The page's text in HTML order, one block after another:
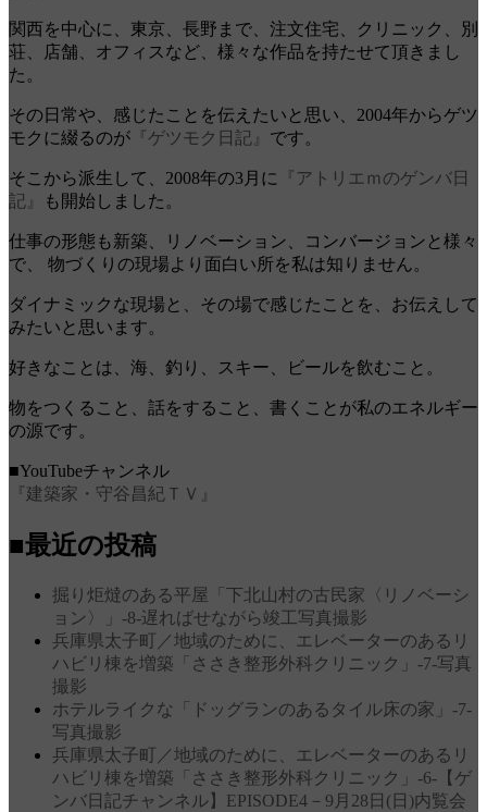
関西を中心に、東京、長野まで、注文住宅、クリニック、別
荘、店舗、オフィスなど、様々な作品を持たせて頂きまし
た。
その日常や、感じたことを伝えたいと思い、2004年からゲツ
モクに綴るのが 『ゲツモク日記』 です。
そこから派生して、2008年の3月に
『アトリエｍのゲンバ日
記』
も開始しました。
仕事の形態も新築、リノベーション、コンバージョンと様々
で、 物づくりの現場より面白い所を私は知りません。
ダイナミックな現場と、その場で感じたことを、お伝えして
みたいと思います。
好きなことは、海、釣り、スキー、ビールを飲むこと。
物をつくること、話をすること、書くことが私のエネルギー
の源です。
■YouTubeチャンネル
『建築家・守谷昌紀ＴＶ』
■最近の投稿
掘り炬燵のある平屋「下北山村の古民家〈リノベーシ
ョン〉」‐8‐遅ればせながら竣工写真撮影
兵庫県太子町／地域のために、エレベーターのあるリ
ハビリ棟を増築「ささき整形外科クリニック」‐7‐写真
撮影
ホテルライクな「ドッグランのあるタイル床の家」‐7‐
写真撮影
兵庫県太子町／地域のために、エレベーターのあるリ
ハビリ棟を増築「ささき整形外科クリニック」‐6‐【ゲ
ンバ日記チャンネル】EPISODE4－9月28日(日)内覧会